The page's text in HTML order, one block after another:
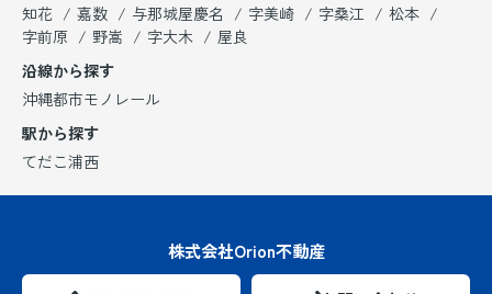
知花
嘉数 与那城屋慶名 字美崎 字桑江
松本
字前原
野嵩 字大木
屋良
沿線から探す
沖縄都市モノレール
駅から探す
てだこ浦西
株式会社Orion不動産